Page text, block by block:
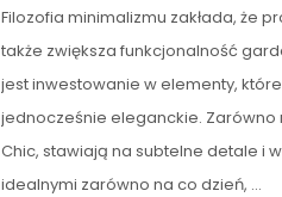
Filozofia minimalizmu zakłada, że
także zwiększa funkcjonalność
jest inwestowanie w elementy,
jednocześnie eleganckie. Zarówno
Chic, stawiają na subtelne detale i
idealnymi zarówno na co dzień, …